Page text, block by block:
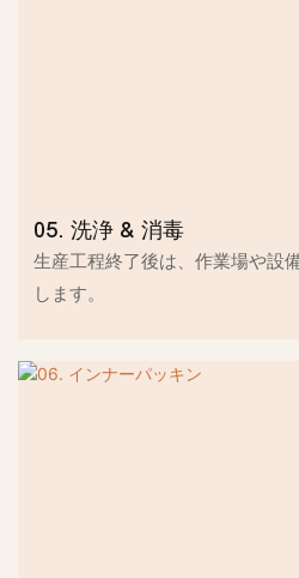
05. 洗浄 & 消毒
生産工程終了後は、作業場や設
します。